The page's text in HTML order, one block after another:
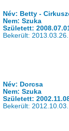
Név: Betty -
Nem: Szuka
Született:
Bekerült: 2013.03.26.
Név: Dorcsa
Nem: Szuka
Született:
Bekerült: 2012.10.03.